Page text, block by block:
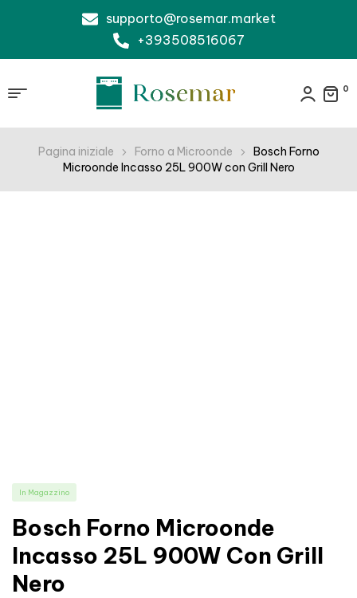
supporto@rosemar.market
+393508516067
0
Pagina iniziale Forno a Microonde
Bosch Forno
Microonde Incasso 25L 900W con Grill Nero
In Magazzino
Bosch Forno Microonde
Incasso 25L 900W Con Grill
Nero